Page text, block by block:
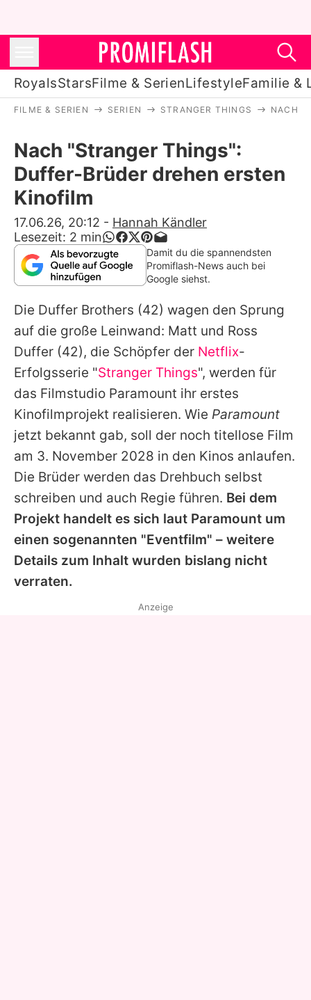
RoyalsStarsFilme & SerienLifestyleFamilie &
Stars
Filme & Serien
Lifestyle
Familie & Liebe
Promiflash Exklusiv
Alle Themen auf Promiflash
Jobs
App runterladen
Team
Redaktionelle Richtlinien
Impressum
Datenschutzerklärung
Utiq verwalten
FILME & SERIEN SERIEN STRANGER THINGS NACH
Nach "Stranger Things":
Duffer-Brüder drehen ersten
Kinofilm
17.06.26, 20:12 - Hannah Kändler
Lesezeit: 2 min
Damit du die spannendsten
Promiflash-News auch bei
Google siehst.
Die Duffer Brothers (42) wagen den Sprung
auf die große Leinwand: Matt und Ross
Duffer (42), die Schöpfer der Netflix-
Erfolgsserie "Stranger Things", werden für
das Filmstudio Paramount ihr erstes
Kinofilmprojekt realisieren. Wie Paramount
jetzt bekannt gab, soll der noch titellose Film
am 3. November 2028 in den Kinos anlaufen.
Die Brüder werden das Drehbuch selbst
schreiben und auch Regie führen. Bei dem
Projekt handelt es sich laut Paramount um
einen sogenannten "Eventfilm" – weitere
Details zum Inhalt wurden bislang nicht
verraten.
Anzeige